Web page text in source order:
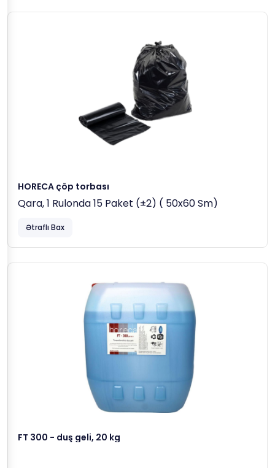
HORECA çöp torbası
Qara, 1 Rulonda 15 Paket (±2) ( 50x60 Sm)
Ətraflı Bax
FT 300 - duş geli, 20 kg